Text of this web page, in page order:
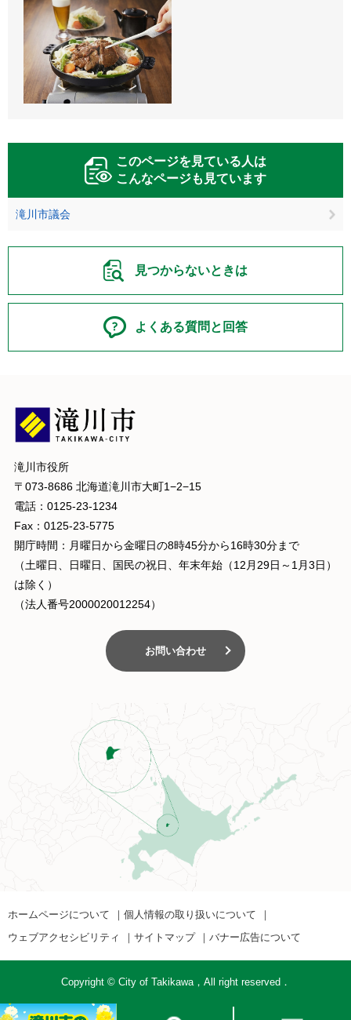
このページを見ている人は
こんなページも見ています
滝川市議会
見つからないときは
よくある質問と回答
滝川市役所
〒073-8686 北海道滝川市大町1−2−15
電話：0125-23-1234
Fax：0125-23-5775
開庁時間：月曜日から金曜日の8時45分から16時30分まで
（土曜日、日曜日、国民の祝日、年末年始（12月29日～1月3日）
は除く）
（法人番号2000020012254）
お問い合わせ
ホームページについて
個人情報の取り扱いについて
ウェブアクセシビリティ
サイトマップ バナー広告について
Copyright © City of Takikawa，All right reserved．